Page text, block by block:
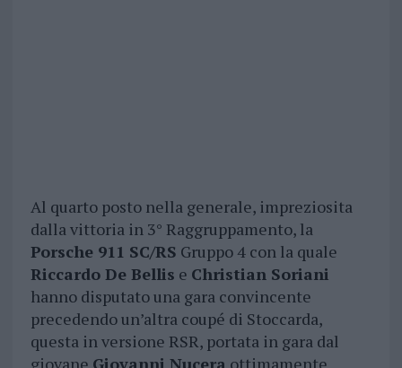
Al quarto posto nella generale, impreziosita
dalla vittoria in 3° Raggruppamento, la
Porsche 911 SC/RS Gruppo 4 con la quale
Riccardo De Bellis e Christian Soriani
hanno disputato una gara convincente
precedendo un’altra coupé di Stoccarda,
questa in versione RSR, portata in gara dal